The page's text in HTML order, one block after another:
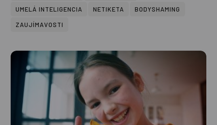
UMELÁ INTELIGENCIA
NETIKETA
BODYSHAMING
ZAUJÍMAVOSTI